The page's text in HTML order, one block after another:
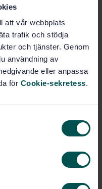
att vår webbplats
trafik och stödja
och tjänster. Genom
användning av
eller anpassa
för Cookie-sekretess.
1:2026
– Morfosyntaktiskt
Grundmodell (ISO
- Läs mer
Pris:1 420 SEK
Fler alternativ